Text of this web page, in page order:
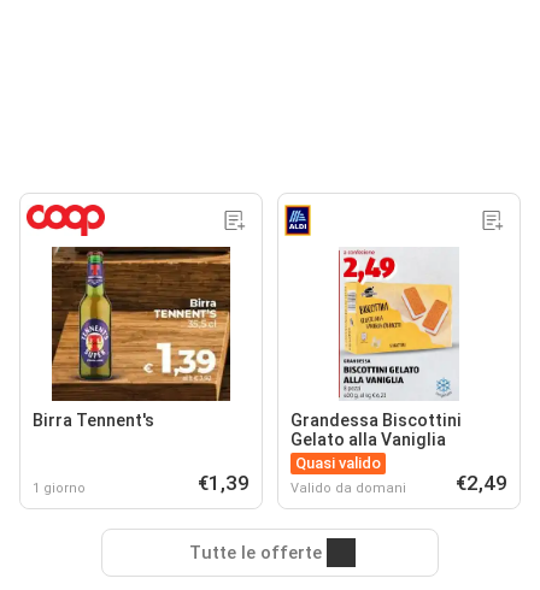
Birra Tennent's
1 giorno €1,39
Grandessa Biscottini
Gelato alla Vaniglia
Quasi valido
Valido da domani €2,49
Tutte le offerte